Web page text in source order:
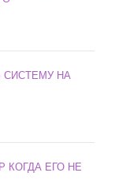
СИСТЕМУ НА
КОГДА ЕГО НЕ